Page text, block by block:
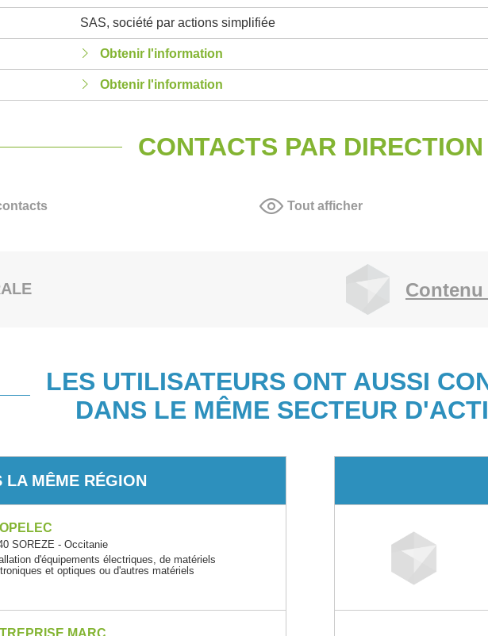
SAS, société par actions simplifiée
Obtenir l'information
Obtenir l'information
CONTACTS PAR DIRECTION
Tout afficher
LES UTILISATEURS ONT AUSSI
DANS LE MÊME SECTEUR
LA MÊME RÉGION
SOREZE - Occitanie
d'équipements électriques, de matériels
et optiques ou d'autres matériels
MARC